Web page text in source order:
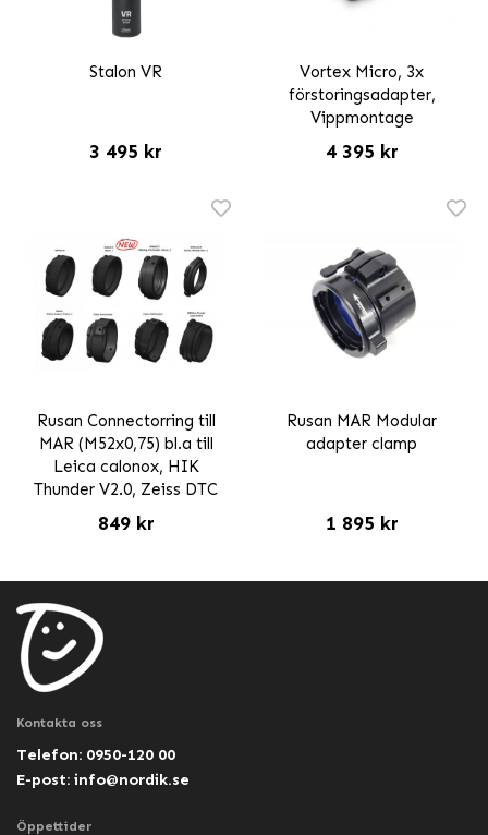
Stalon VR
3 495 kr
Vortex Micro, 3x
förstoringsadapter,
Vippmontage
4 395 kr
Rusan Connectorring till
MAR (M52x0,75) bl.a till
Leica calonox, HIK
Thunder V2.0, Zeiss DTC
849 kr
Rusan MAR Modular
adapter clamp
1 895 kr
Kontakta oss
Telefon: 0950-120 00
E-post: info@nordik.se
Öppettider